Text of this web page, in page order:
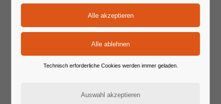
www.Lindsay-Lewis.de
info@lindsay-lewis.de
Technisch erforderliche Cookies werden immer geladen.